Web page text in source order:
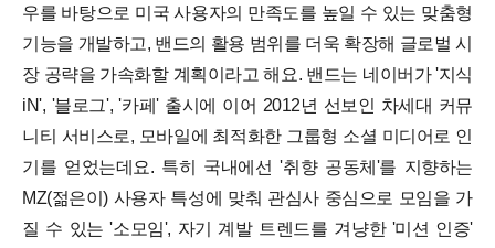
우를 바탕으로 미국 사용자의 만족도를 높일 수 있는 맞춤형
기능을 개발하고, 밴드의 활용 범위를 더욱 확장해 글로벌 시
장 공략을 가속화할 계획이라고 해요. 밴드는 네이버가 '지식
iN', '블로그', '카페' 출시에 이어 2012년 선보인 차세대 커뮤
니티 서비스로, 모바일에 최적화한 그룹형 소셜 미디어로 인
기를 얻었는데요. 특히 국내에선 '취향 공동체'를 지향하는
MZ(젊은이) 사용자 특성에 맞춰 관심사 중심으로 모임을 가
질 수 있는 '소모임', 자기 계발 트렌드를 겨냥한 '미션 인증'